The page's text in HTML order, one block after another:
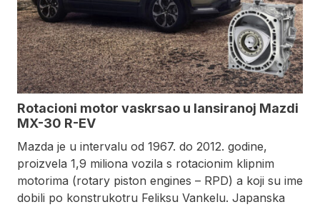
Rotacioni motor vaskrsao u lansiranoj Mazdi
MX-30 R-EV
Mazda je u intervalu od 1967. do 2012. godine,
proizvela 1,9 miliona vozila s rotacionim klipnim
motorima (rotary piston engines – RPD) a koji su ime
dobili po konstrukotru Feliksu Vankelu. Japanska